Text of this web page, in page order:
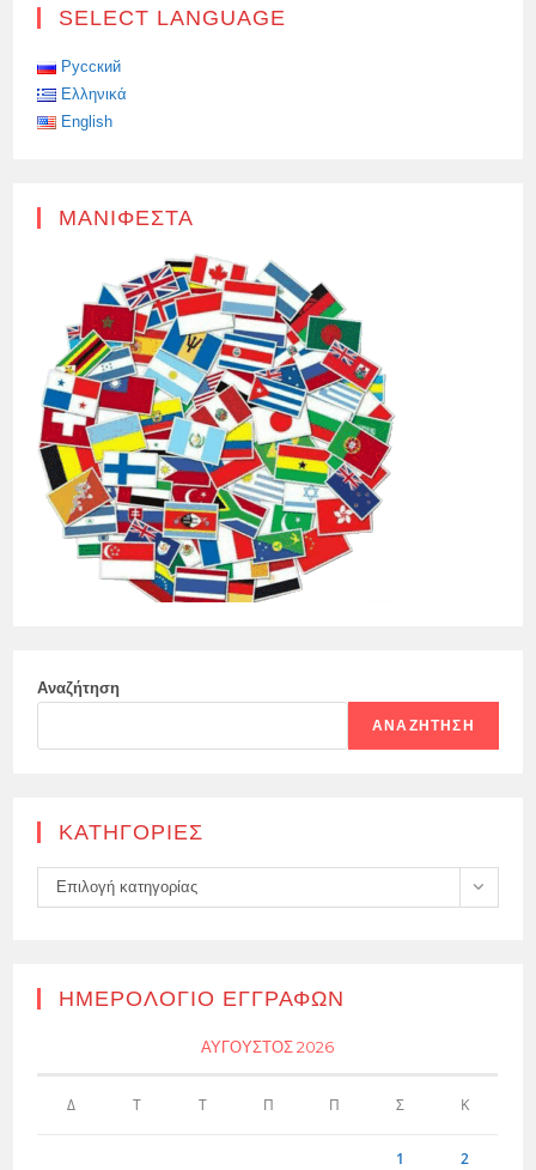
ΝΙΚΉΣΕΙΣ
SELECT LANGUAGE
Русский
Ελληνικά
English
ΜΑΝΙΦΈΣΤΑ
Αναζήτηση
ΑΝΑΖΉΤΗΣΗ
KΑΤΗΓΟΡΊΕΣ
Kατηγορίες
Επιλογή κατηγορίας
ΗΜΕΡΟΛΌΓΙΟ ΕΓΓΡΑΦΏΝ
ΑΎΓΟΥΣΤΟΣ 2026
Δ Τ Τ Π Π Σ Κ
1 2